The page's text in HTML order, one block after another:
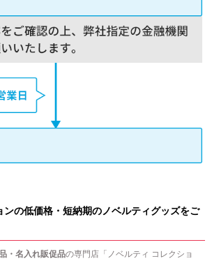
ンの低価格・短納期のノベルティグッズをご
・名入れ販促品の専門店「ノベルティ コレクショ